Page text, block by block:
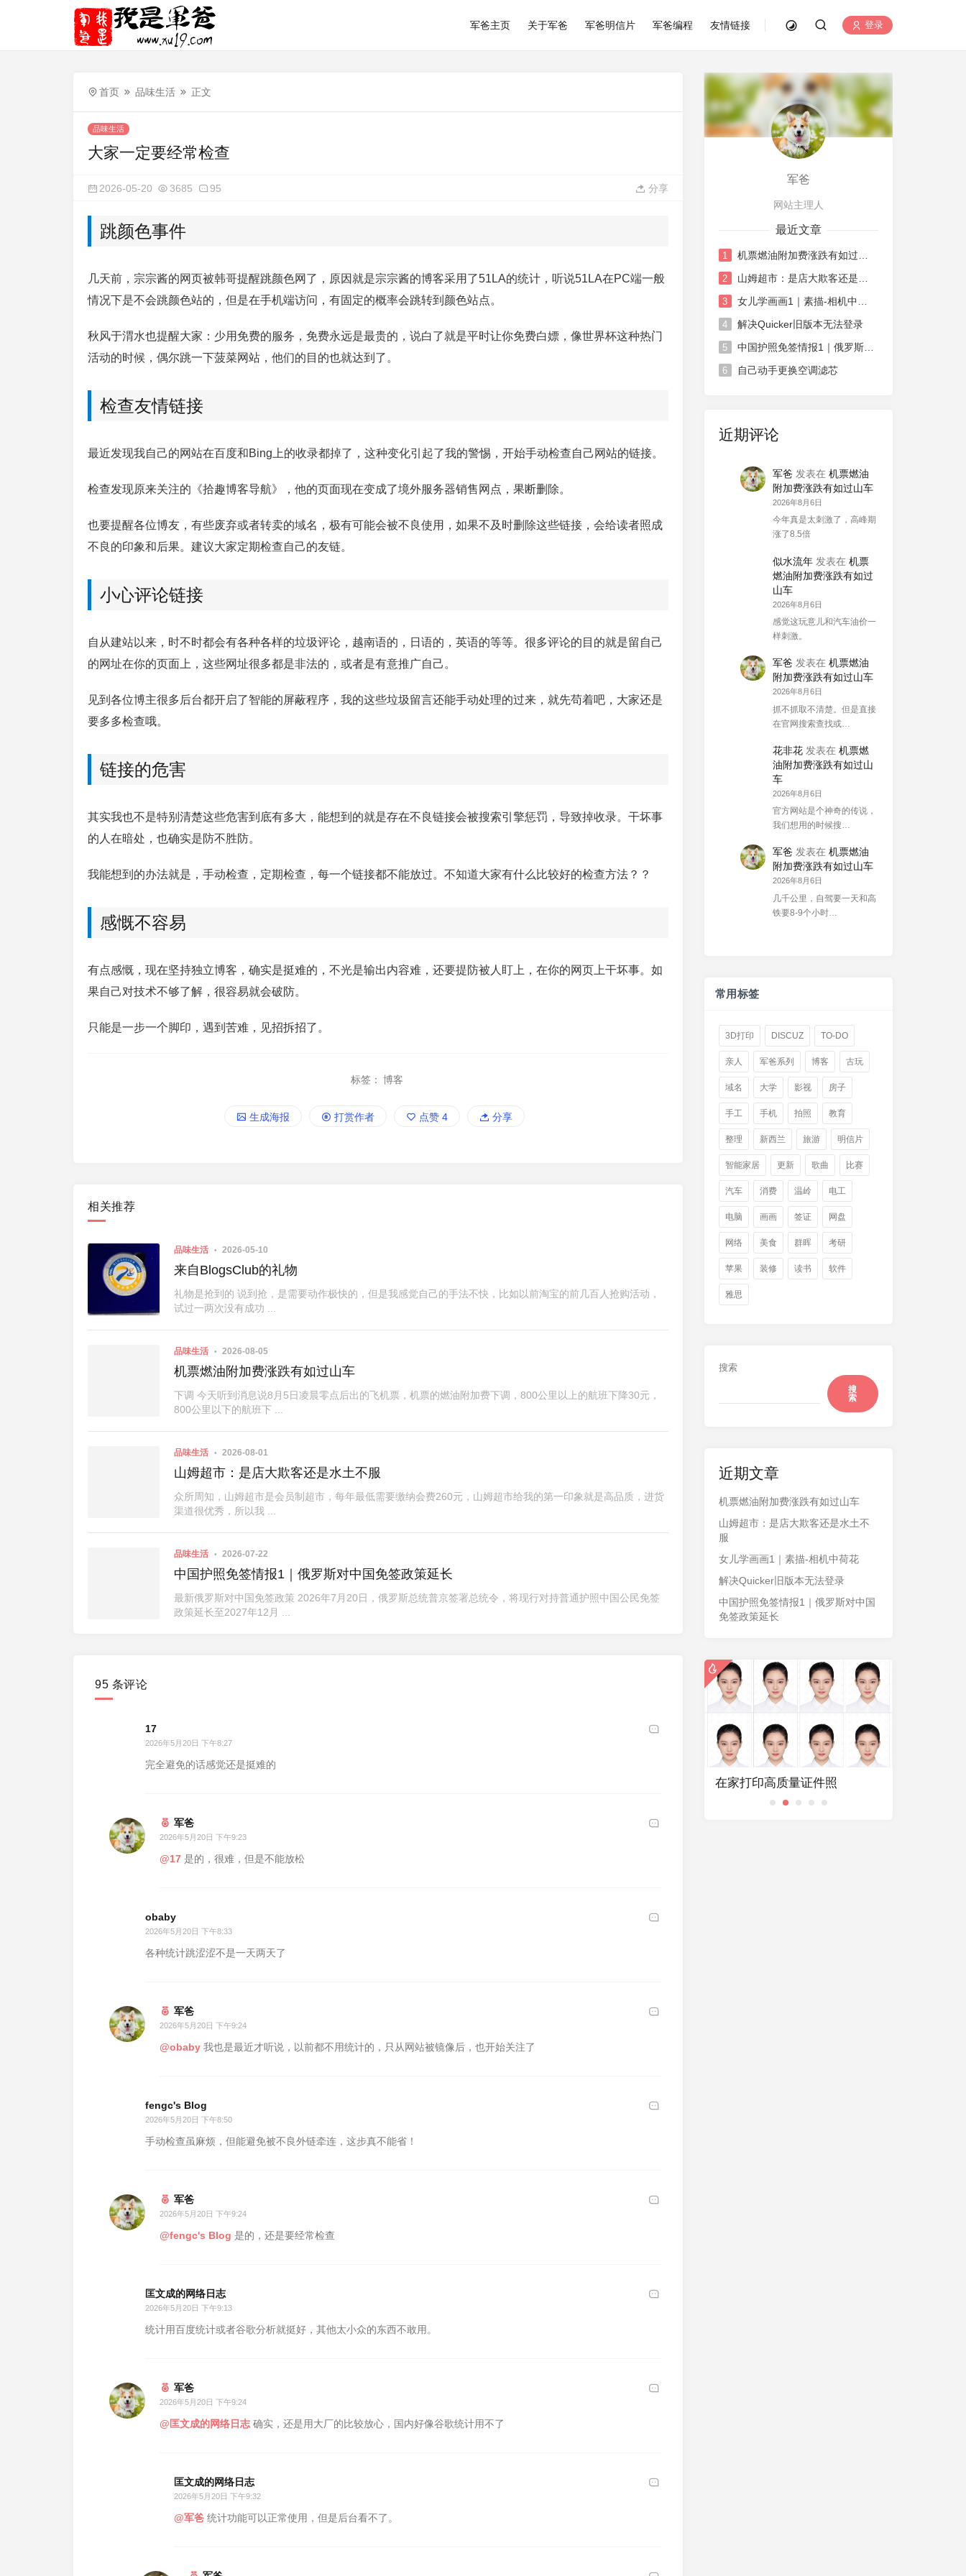
军爸主页 关于军爸 军爸明信片 军爸编程 友情链接 登录
首页 品味生活 正文
品味生活
大家一定要经常检查
2026-05-20 3685 95 分享
跳颜色事件
几天前，宗宗酱的网页被韩哥提醒跳颜色网了，原因就是宗宗酱的博客采用了51LA的统计，听说51LA在PC端一般
情况下是不会跳颜色站的，但是在手机端访问，有固定的概率会跳转到颜色站点。
秋风于渭水也提醒大家：少用免费的服务，免费永远是最贵的，说白了就是平时让你免费白嫖，像世界杯这种热门
活动的时候，偶尔跳一下菠菜网站，他们的目的也就达到了。
检查友情链接
最近发现我自己的网站在百度和Bing上的收录都掉了，这种变化引起了我的警惕，开始手动检查自己网站的链接。
检查发现原来关注的《拾趣博客导航》，他的页面现在变成了境外服务器销售网点，果断删除。
也要提醒各位博友，有些废弃或者转卖的域名，极有可能会被不良使用，如果不及时删除这些链接，会给读者照成
不良的印象和后果。建议大家定期检查自己的友链。
小心评论链接
自从建站以来，时不时都会有各种各样的垃圾评论，越南语的，日语的，英语的等等。很多评论的目的就是留自己
的网址在你的页面上，这些网址很多都是非法的，或者是有意推广自己。
见到各位博主很多后台都开启了智能的屏蔽程序，我的这些垃圾留言还能手动处理的过来，就先苟着吧，大家还是
要多多检查哦。
链接的危害
其实我也不是特别清楚这些危害到底有多大，能想到的就是存在不良链接会被搜索引擎惩罚，导致掉收录。干坏事
的人在暗处，也确实是防不胜防。
我能想到的办法就是，手动检查，定期检查，每一个链接都不能放过。不知道大家有什么比较好的检查方法？？
感慨不容易
有点感慨，现在坚持独立博客，确实是挺难的，不光是输出内容难，还要提防被人盯上，在你的网页上干坏事。如
果自己对技术不够了解，很容易就会破防。
只能是一步一个脚印，遇到苦难，见招拆招了。
标签： 博客
生成海报 打赏作者 点赞 4 分享
相关推荐
品味生活 2026-05-10
来自BlogsClub的礼物
礼物是抢到的 说到抢，是需要动作极快的，但是我感觉自己的手法不快，比如以前淘宝的前几百人抢购活动，
试过一两次没有成功 ...
品味生活 2026-08-05
机票燃油附加费涨跌有如过山车
下调 今天听到消息说8月5日凌晨零点后出的飞机票，机票的燃油附加费下调，800公里以上的航班下降30元，
800公里以下的航班下 ...
品味生活 2026-08-01
山姆超市：是店大欺客还是水土不服
众所周知，山姆超市是会员制超市，每年最低需要缴纳会费260元，山姆超市给我的第一印象就是高品质，进货
渠道很优秀，所以我 ...
品味生活 2026-07-22
中国护照免签情报1｜俄罗斯对中国免签政策延长
最新俄罗斯对中国免签政策 2026年7月20日，俄罗斯总统普京签署总统令，将现行对持普通护照中国公民免签
政策延长至2027年12月 ...
95 条评论
17
2026年5月20日 下午8:27
完全避免的话感觉还是挺难的
军爸
2026年5月20日 下午9:23
@17 是的，很难，但是不能放松
obaby
2026年5月20日 下午8:33
各种统计跳涩涩不是一天两天了
军爸
2026年5月20日 下午9:24
@obaby 我也是最近才听说，以前都不用统计的，只从网站被镜像后，也开始关注了
fengc's Blog
2026年5月20日 下午8:50
手动检查虽麻烦，但能避免被不良外链牵连，这步真不能省！
军爸
2026年5月20日 下午9:24
@fengc's Blog 是的，还是要经常检查
匡文成的网络日志
2026年5月20日 下午9:13
统计用百度统计或者谷歌分析就挺好，其他太小众的东西不敢用。
军爸
2026年5月20日 下午9:24
@匡文成的网络日志 确实，还是用大厂的比较放心，国内好像谷歌统计用不了
匡文成的网络日志
2026年5月20日 下午9:32
@军爸 统计功能可以正常使用，但是后台看不了。
军爸
网站主理人
最近文章
1
2
3
4 解决Quicker旧版本无法登录
5 中国护照免签情报1｜俄罗斯对中国免签政策延长
6 自己动手更换空调滤芯
近期评论
军爸 发表在 机票燃油
附加费涨跌有如过山车
2026年8月6日
今年真是太刺激了，高峰期
涨了8.5倍
似水流年 发表在 机票
燃油附加费涨跌有如过
山车
2026年8月6日
感觉这玩意儿和汽车油价一
样刺激。
军爸 发表在 机票燃油
附加费涨跌有如过山车
2026年8月6日
抓不抓取不清楚。但是直接
在官网搜索查找或…
花非花 发表在 机票燃
油附加费涨跌有如过山
车
2026年8月6日
官方网站是个神奇的传说，
我们想用的时候搜…
军爸 发表在 机票燃油
附加费涨跌有如过山车
2026年8月6日
几千公里，自驾要一天和高
铁要8-9个小时…
常用标签
3D打印 DISCUZ TO-DO
亲人 军爸系列 博客 古玩
域名 大学 影视 房子
手工 手机 拍照 教育
整理 新西兰 旅游 明信片
智能家居 更新 歌曲 比赛
汽车 消费 温岭 电工
电脑 画画 签证 网盘
网络 美食 群晖 考研
苹果 装修 读书 软件
雅思
搜索
搜
索
近期文章
机票燃油附加费涨跌有如过山车
山姆超市：是店大欺客还是水土不
服
女儿学画画1｜素描-相机中荷花
解决Quicker旧版本无法登录
中国护照免签情报1｜俄罗斯对中国
免签政策延长
坚持理想，走自己的路
在家打印高质量证件照